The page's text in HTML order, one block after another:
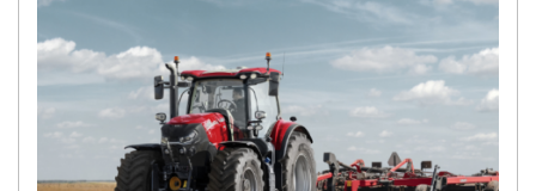
O
U
V
E
L
E